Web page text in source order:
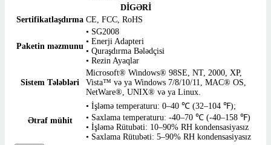
DİGƏRİ
Sertifikatlaşdırma CE, FCC, RoHS
Paketin məzmunu
• SG2008
• Enerji Adapteri
• Quraşdırma Bələdçisi
• Rezin Ayaqlar
Sistem Tələbləri
Microsoft® Windows® 98SE, NT, 2000, XP,
Vista™ və ya Windows 7/8/10/11, MAC® OS,
NetWare®, UNIX® və ya Linux.
Ətraf mühit
• İşləmə temperaturu: 0–40 ℃ (32–104 ℉);
• Saxlama temperaturu: -40–70 ℃ (-40–158 ℉)
• İşləmə Rütubəti: 10–90% RH kondensasiyasız
• Saxlama Rütubəti: 5–90% RH kondensasiyasız